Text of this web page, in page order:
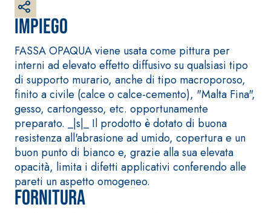
Impiego
FASSA OPAQUA viene usata come pittura per
interni ad elevato effetto diffusivo su qualsiasi tipo
di supporto murario, anche di tipo macroporoso,
finito a civile (calce o calce-cemento), "Malta Fina",
gesso, cartongesso, etc. opportunamente
preparato. _|s|_ Il prodotto è dotato di buona
resistenza all'abrasione ad umido, copertura e un
buon punto di bianco e, grazie alla sua elevata
opacità, limita i difetti applicativi conferendo alle
pareti un aspetto omogeneo.
Fornitura
fibrorinforzato a base
di calce aerea, per
interni ed esterni
Sistema RIPRISTINO DEL
CALCESTRUZZO
PRODOTTI
TIXOTROPICI
Sistema POSA